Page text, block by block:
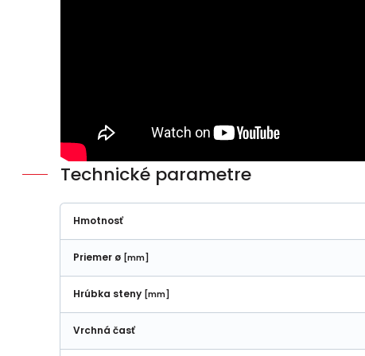
Technické parametre
Hmotnosť
Priemer ø [mm]
Hrúbka steny [mm]
Vrchná časť